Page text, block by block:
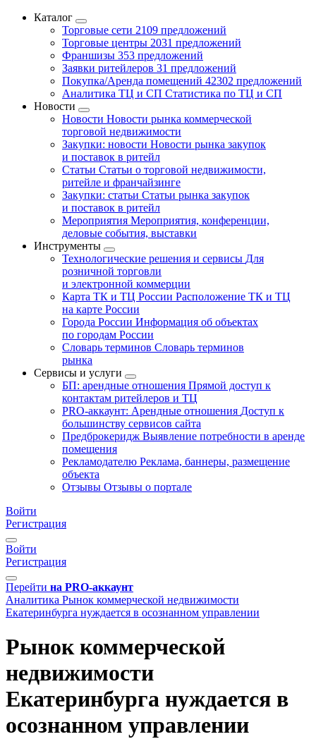
Каталог
Торговые сети 2109 предложений
Торговые центры 2031 предложений
Франшизы 353 предложений
Заявки ритейлеров 31 предложений
Покупка/Аренда помещений 42302 предложений
Аналитика ТЦ и СП Статистика по ТЦ и СП
Новости
Новости Новости рынка коммерческой
торговой недвижимости
Закупки: новости Новости рынка закупок
и поставок в ритейл
Статьи Статьи о торговой недвижимости,
ритейле и франчайзинге
Закупки: статьи Статьи рынка закупок
и поставок в ритейл
Мероприятия Мероприятия, конференции,
деловые события, выставки
Инструменты
Технологические решения и сервисы Для
розничной торговли
и электронной коммерции
Карта ТК и ТЦ России Расположение ТК и ТЦ
на карте России
Города России Информация об объектах
по городам России
Словарь терминов Словарь терминов
рынка
Сервисы и услуги
БП: арендные отношения Прямой доступ к
контактам ритейлеров и ТЦ
PRO-аккаунт: Арендные отношения Доступ к
большинству сервисов сайта
Предброкеридж Выявление потребности в аренде
помещения
Рекламодателю Реклама, баннеры, размещение
объекта
Отзывы Отзывы о портале
Войти
Регистрация
Войти
Регистрация
Перейти на PRO-аккаунт
Аналитика Рынок коммерческой недвижимости
Екатеринбурга нуждается в осознанном управлении
Рынок коммерческой
недвижимости
Екатеринбурга нуждается в
осознанном управлении